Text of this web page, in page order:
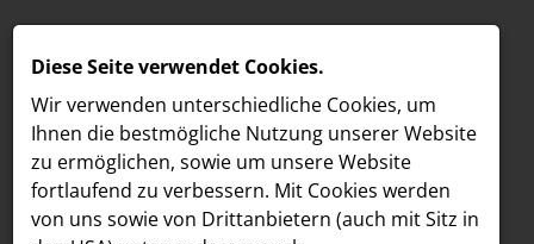
Diese Seite verwendet Cookies.
Wir verwenden unterschiedliche Cookies, um
Ihnen die best­mögliche Nutzung unserer Website
zu ermöglichen, sowie um unsere Website
fortlaufend zu verbessern. Mit Cookies werden
von uns sowie von Drittanbietern (auch mit Sitz in